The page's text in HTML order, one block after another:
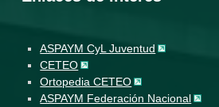
ASPAYM CyL Juventud
CETEO
Ortopedia CETEO
ASPAYM Federación Nacional